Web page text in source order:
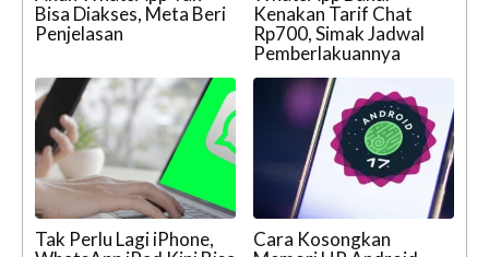
Bisa Diakses, Meta Beri
Penjelasan
Kenakan Tarif Chat
Rp700, Simak Jadwal
Pemberlakuannya
Tak Perlu Lagi iPhone,
Cara Kosongkan